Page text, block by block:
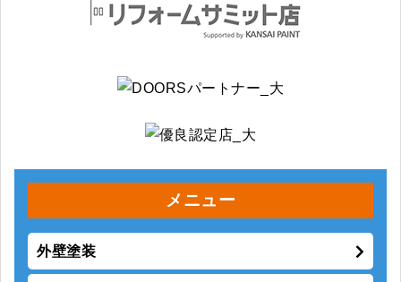
メニュー
外壁塗装